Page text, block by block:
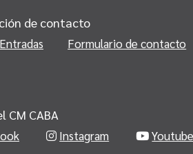
de contacto
Formulario de contacto
CM CABA
Instagram Youtube